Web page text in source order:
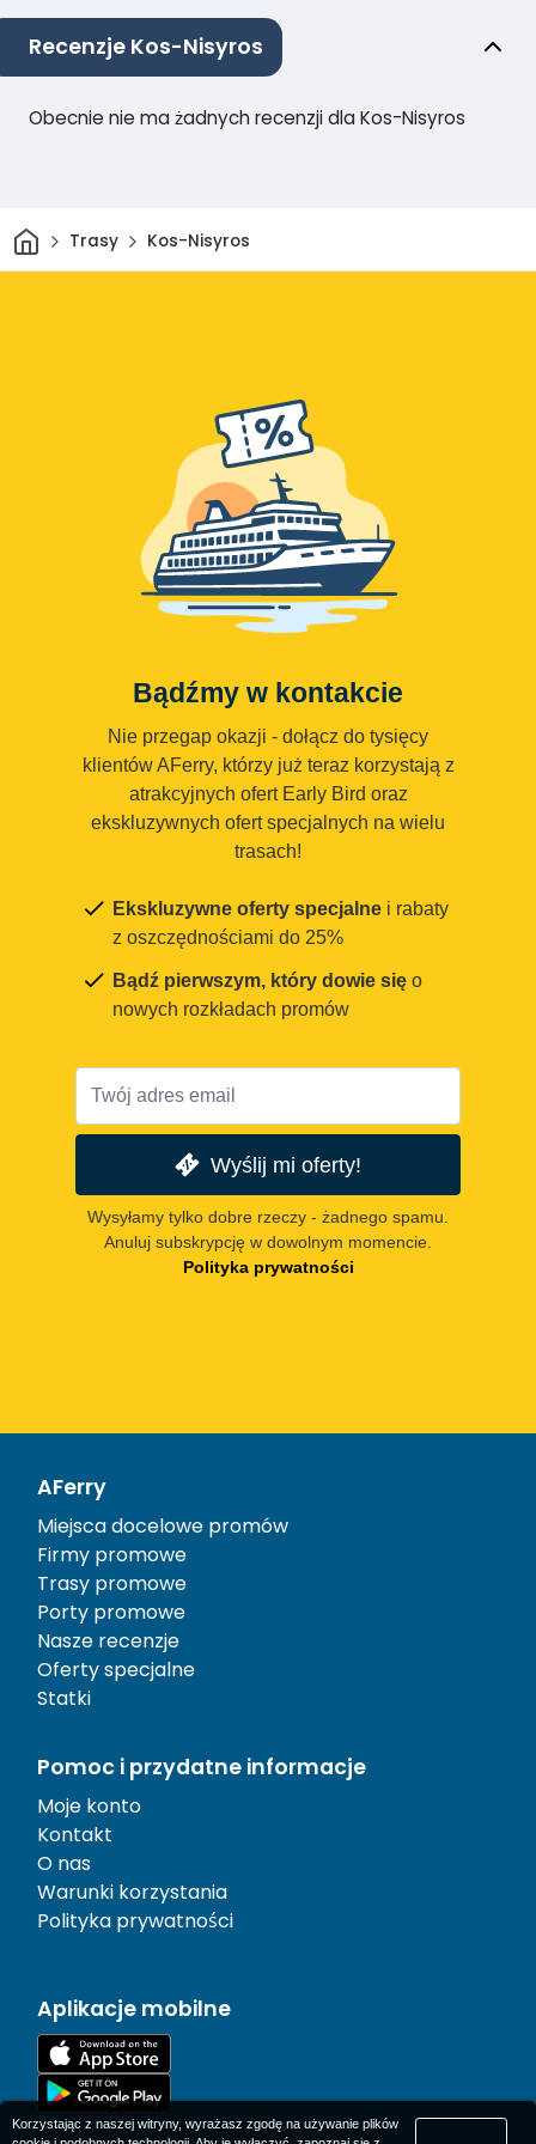
Recenzje Kos-Nisyros
Obecnie nie ma żadnych recenzji dla Kos-Nisyros
DomTrasy Kos-Nisyros
Bądźmy w kontakcie
Nie przegap okazji - dołącz do tysięcy
klientów AFerry, którzy już teraz korzystają z
atrakcyjnych ofert Early Bird oraz
ekskluzywnych ofert specjalnych na wielu
trasach!
Ekskluzywne oferty specjalne i rabaty
z oszczędnościami do 25%
Bądź pierwszym, który dowie się o
nowych rozkładach promów
Wyślij mi oferty!
Wysyłamy tylko dobre rzeczy - żadnego spamu.
Anuluj subskrypcję w dowolnym momencie.
Polityka prywatności
AFerry
Miejsca docelowe promów
Firmy promowe
Trasy promowe
Porty promowe
Nasze recenzje
Oferty specjalne
Statki
Pomoc i przydatne informacje
Moje konto
Kontakt
O nas
Warunki korzystania
Polityka prywatności
Aplikacje mobilne
Korzystając z naszej witryny, wyrażasz zgodę na używanie plików